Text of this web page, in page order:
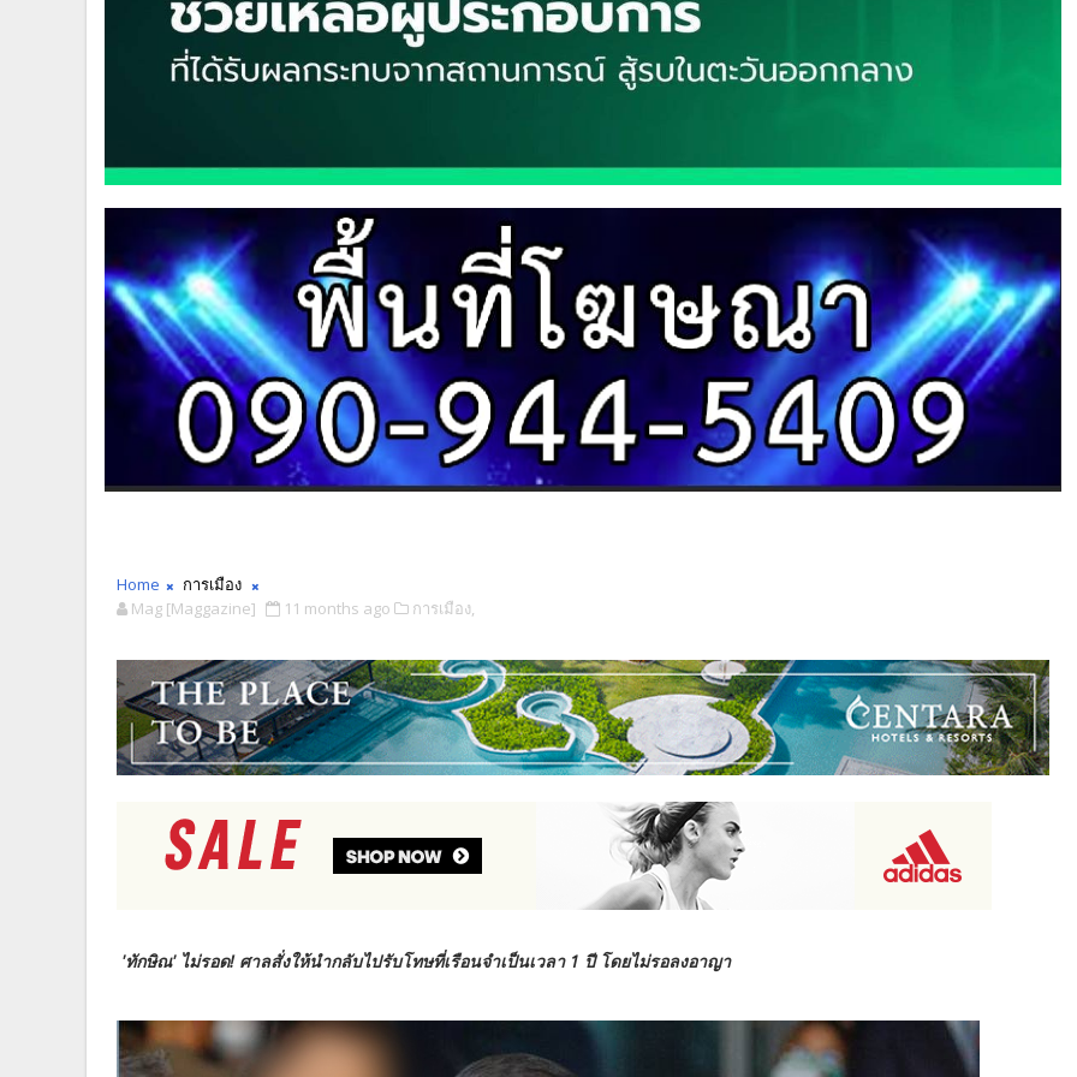
Home
การเมือง
Mag [Maggazine]
11 months ago การเมือง,
'ทักษิณ' ไม่รอด! ศาลสั่งให้นำกลับไปรับโทษที่เรือนจำเป็นเวลา 1 ปี โดยไม่รอลงอาญา